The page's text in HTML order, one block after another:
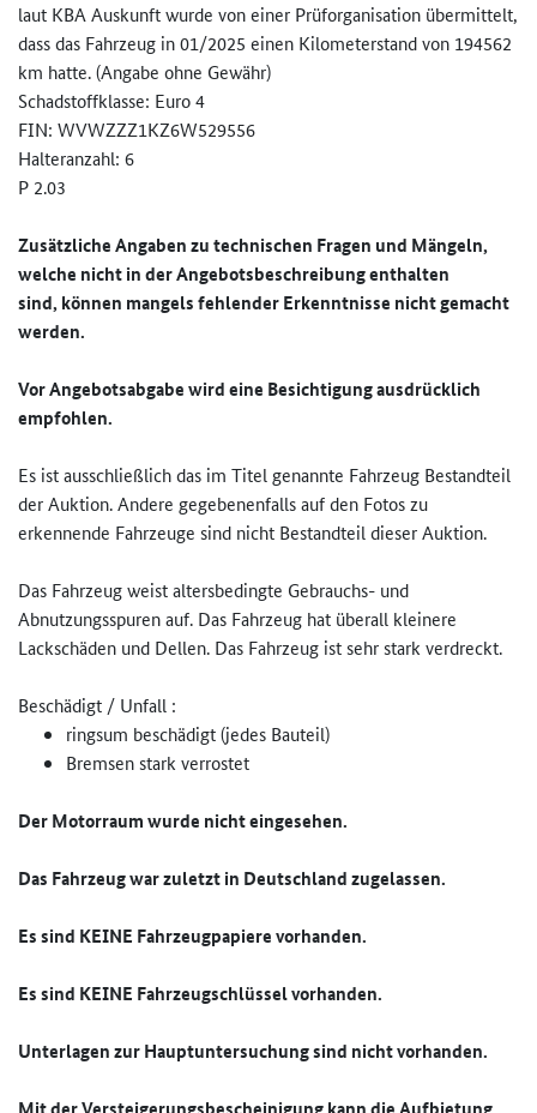
laut KBA Auskunft wurde von einer Prüforganisation übermittelt,
dass das Fahrzeug in 01/2025 einen Kilometerstand von 194562
km hatte. (Angabe ohne Gewähr)
Schadstoffklasse: Euro 4
FIN: WVWZZZ1KZ6W529556
Halteranzahl: 6
P 2.03
Zusätzliche Angaben zu technischen Fragen und Mängeln,
welche nicht in der Angebotsbeschreibung enthalten
sind, können mangels fehlender Erkenntnisse nicht gemacht
werden.
Vor Angebotsabgabe wird eine Besichtigung ausdrücklich
empfohlen.
Es ist ausschließlich das im Titel genannte Fahrzeug Bestandteil
der Auktion. Andere gegebenenfalls auf den Fotos zu
erkennende Fahrzeuge sind nicht Bestandteil dieser Auktion.
Das Fahrzeug weist altersbedingte Gebrauchs- und
Abnutzungsspuren auf. Das Fahrzeug hat überall kleinere
Lackschäden und Dellen. Das Fahrzeug ist sehr stark verdreckt.
Beschädigt / Unfall :
ringsum beschädigt (jedes Bauteil)
Bremsen stark verrostet
Der Motorraum wurde nicht eingesehen.
Das Fahrzeug war zuletzt in Deutschland zugelassen.
Es sind KEINE Fahrzeugpapiere vorhanden.
Es sind KEINE Fahrzeugschlüssel vorhanden.
Unterlagen zur Hauptuntersuchung sind nicht vorhanden.